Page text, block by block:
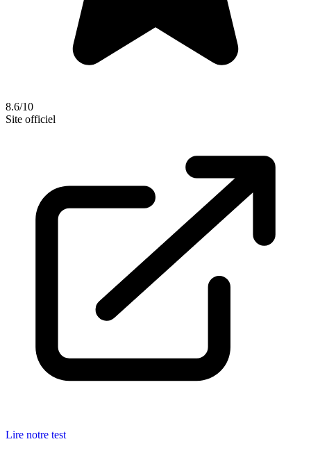
8.6/10
Site officiel
Lire notre test